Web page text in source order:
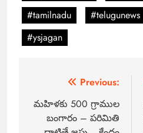
#tamilnadu
#telugunews
#ysjagan
Previous:
మహిళకు 500 గ్రాముల
బంగారం – పరిమితి